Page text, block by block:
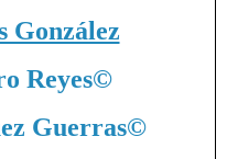
González
Reyes©
Guerras©